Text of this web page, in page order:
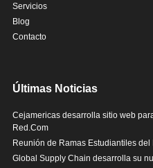
Servicios
Blog
Contacto
Últimas Noticias
Cejamericas desarrolla sitio web
Red.Com
Reunión de Ramas Estudiantiles
Global Supply Chain desarrolla su